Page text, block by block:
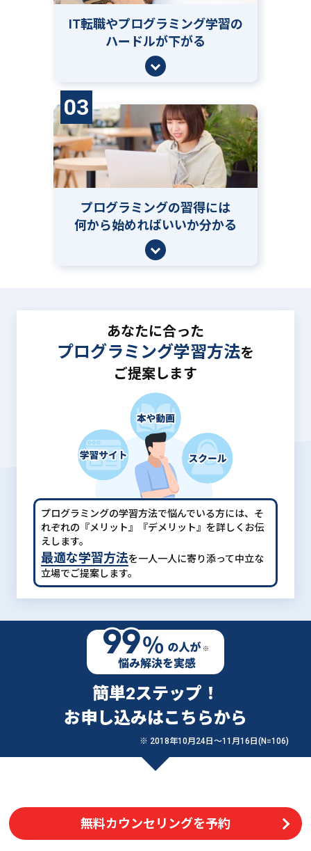
IT転職やプログラミング学習の
ハードルが下がる
03
プログラミングの習得には
何から始めればいいか分かる
あなたに合った
プログラミング学習方法を
ご提案します
プログラミングの学習方法で悩んでいる方には、 そ
れぞれの『メリット』『デメリット』を詳しくお伝
えします。
最適な学習方法を一人一人に寄り添って中立な
立場でご提案します。
簡単2ステップ！
お申し込みはこちらから
※ 2018年10月24日〜11月16日(N=106)
無料カウンセリングを予約